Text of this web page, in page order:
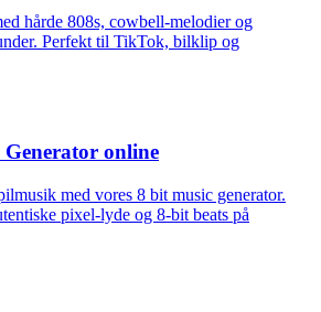
hårde 808s, cowbell-melodier og
Perfekt til TikTok, bilklip og
online
med vores 8 bit music generator.
pixel-lyde og 8-bit beats på